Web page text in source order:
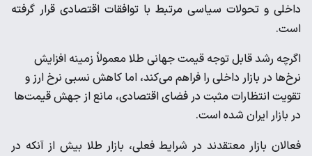
داخلی و تحولات سیاسی مرتبط با توافقات اقتصادی قرار گرفته
است.
اگرچه رشد قابل توجه قیمت جهانی طلا معمولاً زمینه افزایش
نرخ‌ها در بازار داخلی را فراهم می‌کند، اما کاهش نسبی نرخ ارز و
تقویت انتظارات مثبت در فضای اقتصادی، مانع از جهش قیمت‌ها
در بازار ایران شده است.
فعالان بازار معتقدند در شرایط فعلی، بازار طلا بیش از آنکه در